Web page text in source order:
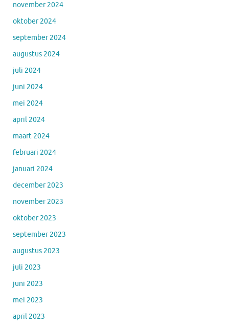
november 2024
oktober 2024
september 2024
augustus 2024
juli 2024
juni 2024
mei 2024
april 2024
maart 2024
februari 2024
januari 2024
december 2023
november 2023
oktober 2023
september 2023
augustus 2023
juli 2023
juni 2023
mei 2023
april 2023